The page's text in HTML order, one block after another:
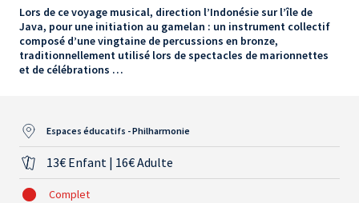
Lors de ce voyage musical, direction l’Indonésie sur l’île de
Java, pour une initiation au gamelan : un instrument collectif
composé d’une vingtaine de percussions en bronze,
traditionnellement utilisé lors de spectacles de marionnettes
et de célébrations …
Espaces éducatifs - Philharmonie
13€ Enfant | 16€ Adulte
Complet